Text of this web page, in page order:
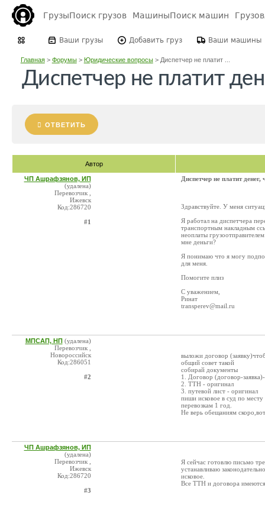
ГрузыПоиск грузов МашиныПоиск машин
Ваши грузы Добавить груз Ваши машины
Главная> Форумы> Юридические вопросы> Диспетчер не платит ...
Диспетчер не платит
ОТВЕТИТЬ
Автор
ЧП Ашрафзянов, ИП
(удалена)
Перевозчик ,
Ижевск
Код:286720
#1
Диспетчер не платит денег,
Здравствуйте. У меня
Я работал на диспетчера
транспортным накладным
неоплаты
мне деньги?
Я понимаю что я могу
для меня.
Помогите плиз
С уважением,
Ринат
transperev@mail.ru
МПСАП, НП (удалена)
Перевозчик ,
Новороссийск
Код:286051
#2
выложи договор
общий совет такой
собирай документы
1. Договор (договор-
2. ТТН - оригинал
3. путевой лист - оригинал
пиши исковое в суд по
перевозкам 1 год.
Не верь обещаниям
ЧП Ашрафзянов, ИП
(удалена)
Перевозчик ,
Ижевск
Код:286720
#3
Я сейчас готовлю письмо
устанавливаю
исковое.
Все ТТН и договора имеются